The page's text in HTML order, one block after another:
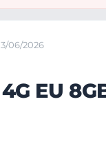
06/2026
EU